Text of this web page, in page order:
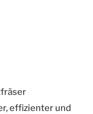
effizienter und